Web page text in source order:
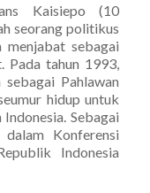
Kaisiepo (10
seorang politikus
menjabat sebagai
Pada tahun 1993,
Pahlawan
hidup untuk
Sebagai
Konferensi
Indonesia